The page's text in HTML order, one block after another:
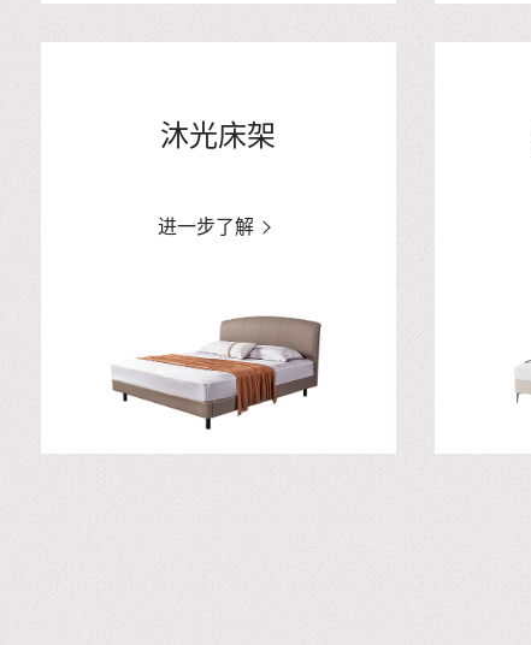
沐光床架
进一步了解